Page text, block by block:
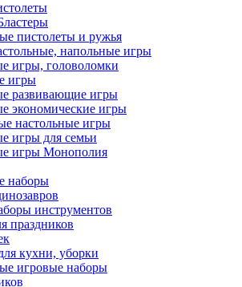
пистолеты и ружья
напольные игры
игры, головоломки
игры
развивающие игры
экономические игры
настольные игры
игры для семьи
игры Монополия
наборы
инструментов
праздников
кухни, уборки
игровые наборы